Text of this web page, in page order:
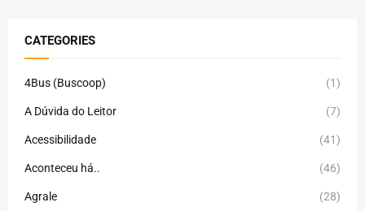
CATEGORIES
4Bus (Buscoop) (1)
A Dúvida do Leitor (7)
Acessibilidade (41)
Aconteceu há.. (46)
Agrale (28)